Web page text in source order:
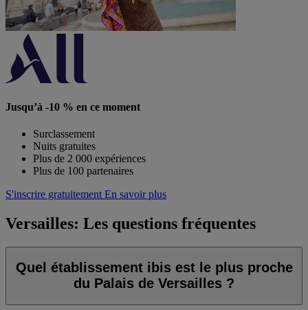
Jusqu’à -10 % en ce moment
Surclassement
Nuits gratuites
Plus de 2 000 expériences
Plus de 100 partenaires
S'inscrire gratuitement En savoir plus
Versailles: Les questions fréquentes
Quel établissement ibis est le plus proche
du Palais de Versailles ?